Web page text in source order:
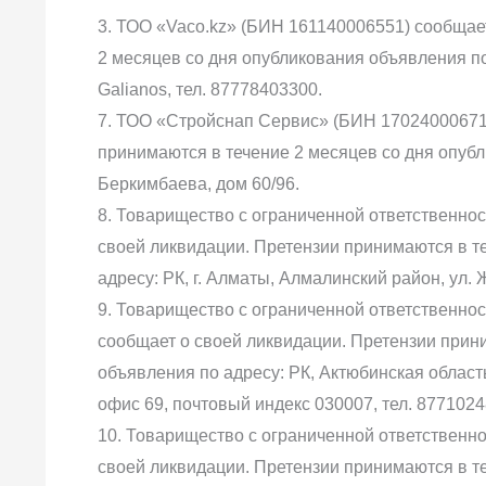
3. ТОО «Vaco.kz» (БИН 161140006551)
2 месяцев со дня опубликования объявления
Galianos, тел. 87778403300.
7. ТОО «Стройснап Сервис» (БИН
принимаются в течение 2 месяцев со дня
Беркимбаева, дом 60/96.
8. Товарищество с ограниченной
своей ликвидации. Претензии принимаются в
адресу: РК, г. Алматы, Алмалинский район,
9. Товарищество с ограниченной
сообщает о своей ликвидации. Претензии
объявления по адресу: РК, Актюбинская
офис 69, почтовый индекс 030007, тел.
10. Товарищество с ограниченной
своей ликвидации. Претензии принимаются в